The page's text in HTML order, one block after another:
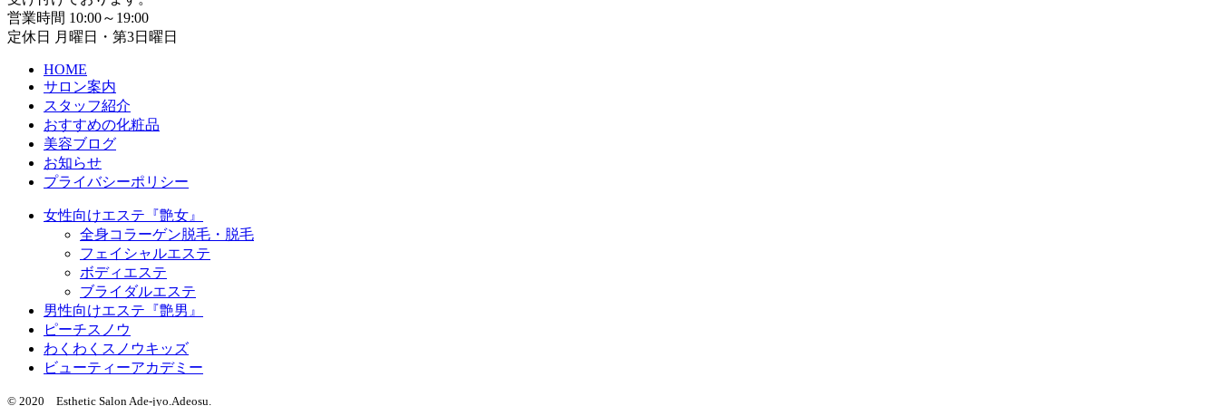
営業時間 10:00～19:00
定休日 月曜日・第3日曜日
HOME
サロン案内
スタッフ紹介
おすすめの化粧品
美容ブログ
お知らせ
プライバシーポリシー
女性向けエステ『艶女』
全身コラーゲン脱毛・脱毛
フェイシャルエステ
ボディエステ
ブライダルエステ
男性向けエステ『艶男』
ピーチスノウ
わくわくスノウキッズ
ビューティーアカデミー
© 2020 Esthetic Salon Ade-jyo.Adeosu.